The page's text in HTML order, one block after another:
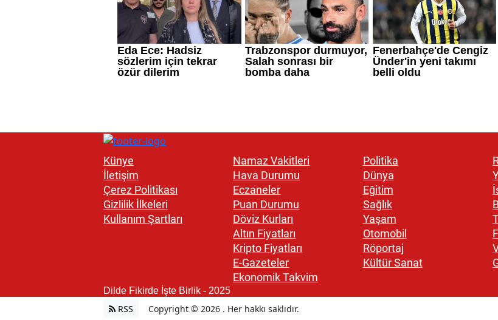
Künye
İletişim
Çerez Politikası
Gizlilik İlkeleri
Kullanım Şartları
Namaz Vakitleri
Hava Durumu
Eczaneler
Puan Durumu
Döviz Kurları
Altın Fiyatları
Kripto Fiyatları
E-Gazeteler
Ekonomik Takvim
Politika
Dünya
Eğitim
Sağlık
Yaşam
Otomobil
Röportaj
Kültür Sanat
Dilde Fikirde İşte Birlik - 2025
RSS Copyright © 2026 . Her hakkı saklıdır.